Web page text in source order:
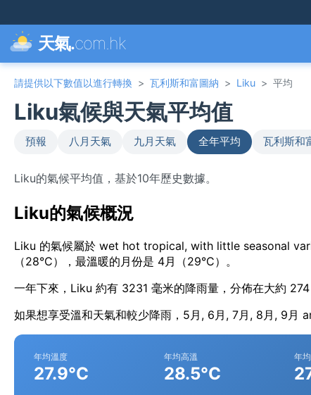
天氣.com.hk
請提供以下數值以進行轉換 > 瓦利斯和富圖納 > Liku > 平均
Liku氣候與天氣平均值
預報 八月天氣 九月天氣 全年平均 瓦利斯和
Liku的氣候平均值，基於10年歷史數據。
Liku的氣候概況
Liku 的氣候屬於 wet hot tropical, with little seasonal
（28°C），最溫暖的月份是 4月（29°C）。
一年下來，Liku 約有 3231 毫米的降雨量，分佈在大約
如果想享受溫和天氣和較少降雨，5月, 6月, 7月, 8月, 9月
年均溫度
27.9°C
年均高溫
28.5°C
年